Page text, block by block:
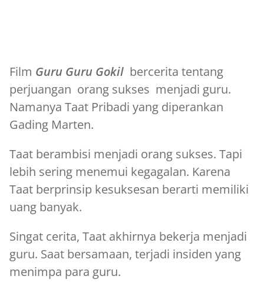
Film Guru Guru Gokil bercerita tentang
perjuangan orang sukses menjadi guru.
Namanya Taat Pribadi yang diperankan
Gading Marten.
Taat berambisi menjadi orang sukses. Tapi
lebih sering menemui kegagalan. Karena
Taat berprinsip kesuksesan berarti memiliki
uang banyak.
Singat cerita, Taat akhirnya bekerja menjadi
guru. Saat bersamaan, terjadi insiden yang
menimpa para guru.